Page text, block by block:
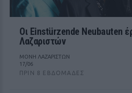
Οι Einstürzende Neubauten
Λαζαριστών
ΜΟΝΗ ΛΑΖΑΡΙΣΤΩΝ
17/06
ΠΡΙΝ 8 ΕΒΔΟΜΆΔΕΣ